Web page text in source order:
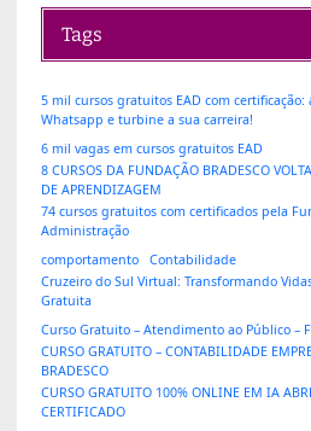
Tags
5 mil cursos gratuitos EAD com
Whatsapp e turbine a sua carreira!
6 mil vagas em cursos gratuitos EAD
8 CURSOS DA FUNDAÇÃO BRADESCO
DE APRENDIZAGEM
74 cursos gratuitos com certificados pela
Administração
comportamento
Contabilidade
Cruzeiro do Sul Virtual: Transformando
Gratuita
Curso Gratuito – Atendimento ao Público –
CURSO GRATUITO – CONTABILIDADE
BRADESCO
CURSO GRATUITO 100% ONLINE EM IA
CERTIFICADO